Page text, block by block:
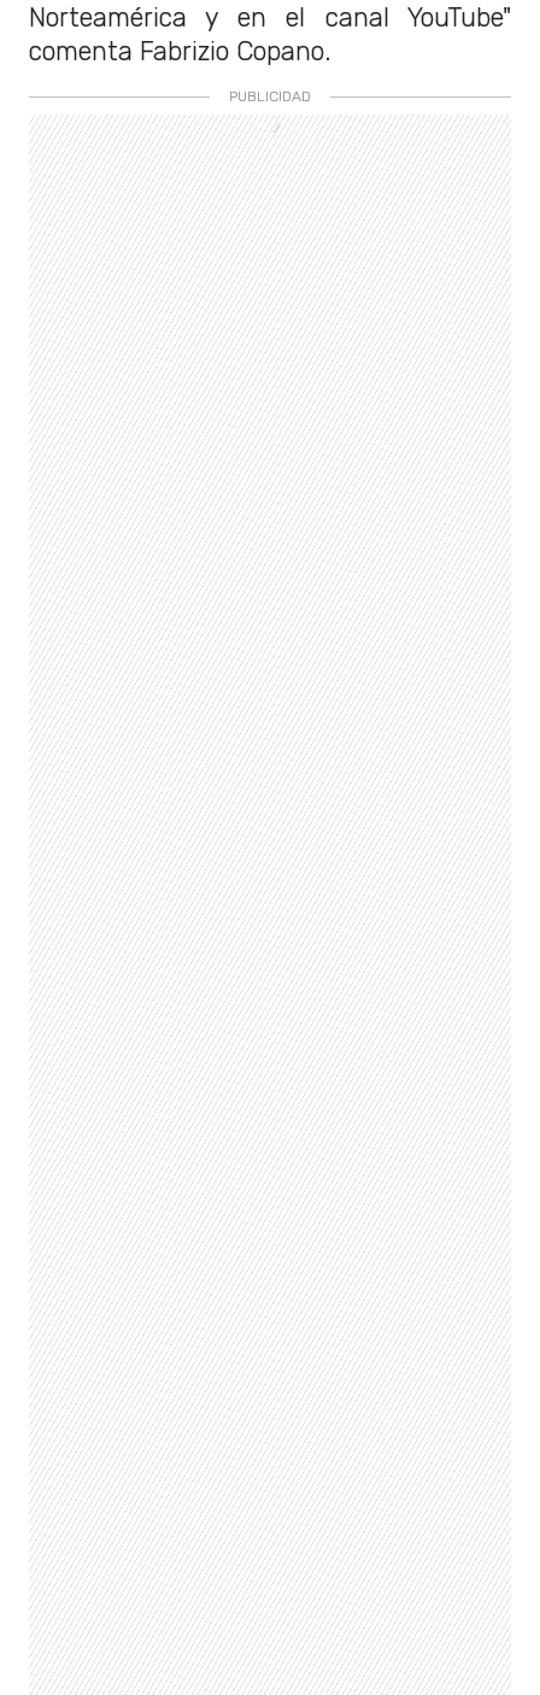
Norteamérica y en el canal YouTube"
comenta Fabrizio Copano.